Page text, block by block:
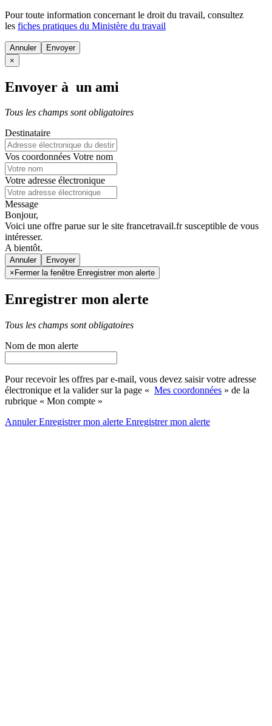
Pour toute information concernant le droit du travail, consultez
les fiches pratiques du Ministère du travail
Annuler
×
Envoyer à un ami
Tous les champs sont obligatoires
Destinataire
Vos coordonnées Votre nom
Votre adresse électronique
Message
Bonjour,
Voici une offre parue sur le site francetravail.fr susceptible de vous
intéresser.
A bientôt.
Annuler
× Fermer la fenêtre Enregistrer mon alerte
Enregistrer mon alerte
Tous les champs sont obligatoires
Nom de mon alerte
Pour recevoir les offres par e-mail, vous devez saisir votre adresse
électronique et la valider sur la page « Mes coordonnées » de la
rubrique « Mon compte »
AnnulerEnregistrer mon alerte Enregistrermon alerte